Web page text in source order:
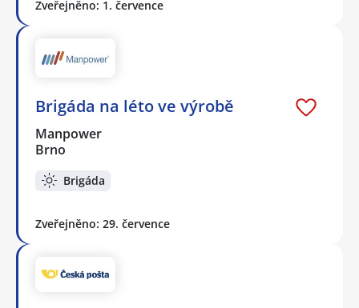
Zveřejněno: 1. července
Brigáda na léto ve výrobě
Manpower
Brno
Brigáda
Zveřejněno: 29. července